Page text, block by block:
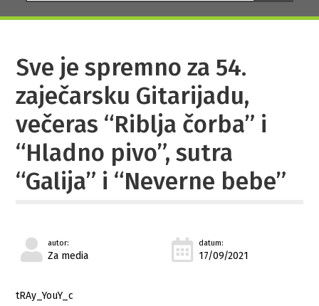
Sve je spremno za 54.
zaječarsku Gitarijadu,
večeras “Riblja čorba” i
“Hladno pivo”, sutra
“Galija” i “Neverne bebe”
autor:
Za media
datum:
17/09/2021
tRAy_YouY_c